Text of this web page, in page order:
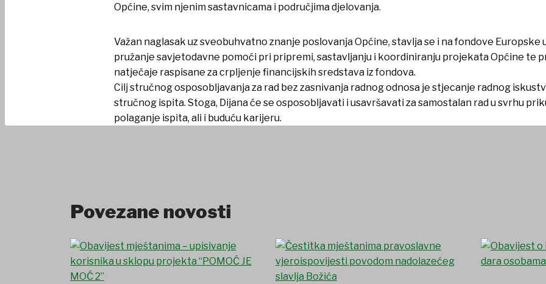
Općine, svim njenim sastavnicama i područjima djelovanja.
Važan naglasak uz sveobuhvatno znanje poslovanja Općine, stavlja se i na fondove Europske
pružanje savjetodavne pomoći pri pripremi, sastavljanju i koordiniranju projekata Općine te
natječaje raspisane za crpljenje financijskih sredstava iz fondova.
Cilj stručnog osposobljavanja za rad bez zasnivanja radnog odnosa je stjecanje radnog
stručnog ispita. Stoga, Dijana će se osposobljavati i usavršavati za samostalan rad u svrhu
polaganje ispita, ali i buduću karijeru.
Povezane novosti